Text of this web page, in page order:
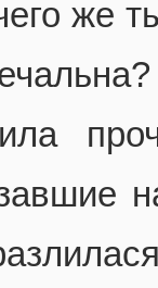
же